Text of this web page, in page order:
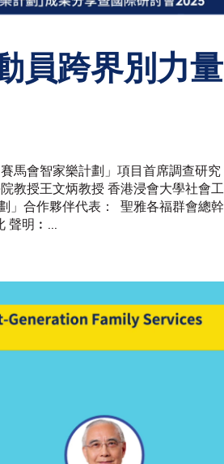
員跨界別力量
馬會智家樂計劃」項目首席調查研究
教授王文炳教授 香港浸會大學社會工
」合作夥伴代表： 聖雅各福群會總幹
明︰...